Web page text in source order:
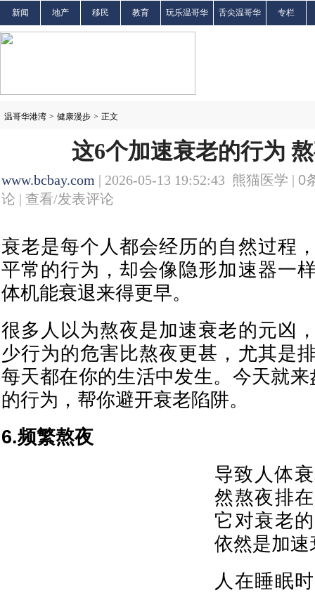
新闻 地产 移民 教育 玩乐温哥华 舌尖温哥华 专栏
温哥华港湾 > 健康漫步 > 正文
这6个加速衰老的行为
www.bcbay.com | 2026-05-13 19:52:43 熊猫医学 | 0
论 | 查看/发表评论
衰老是每个人都会经历的自然过程
平常的行为，却会像隐形加速器一
体机能衰退来得更早。
很多人以为熬夜是加速衰老的元凶
少行为的危害比熬夜更甚，尤其是
每天都在你的生活中发生。今天就
的行为，帮你避开衰老陷阱。
6.频繁熬夜
导致人体
然熬夜排
它对衰老
依然是加
人在睡眠